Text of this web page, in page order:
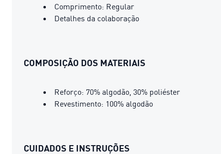
Comprimento: Regular
Detalhes da colaboração
COMPOSIÇÃO DOS MATERIAIS
Reforço: 70% algodão, 30% poliéster
Revestimento: 100% algodão
CUIDADOS E INSTRUÇÕES